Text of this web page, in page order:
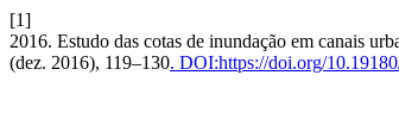
[1]
2016. Estudo das cotas de inundação em canais
(dez. 2016), 119–130. DOI:https://doi.org/